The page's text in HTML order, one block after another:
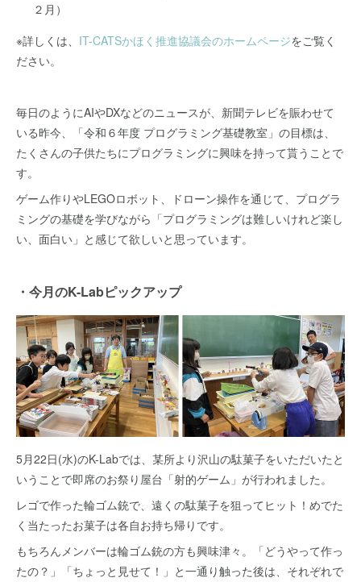
２月）
※詳しくは、 IT-CATSかほく推進協議会のホームページをご覧く
ださい。
毎日のようにAIやDXなどのニュースが、新聞テレビを賑わせて
いる昨今、「令和６年度 プログラミング基礎教室」の目標は、
たくさんの子供たちにプログラミングに興味を持って貰うことで
す。
ゲーム作りやLEGOロボット、ドローン操作を通じて、プログラ
ミングの基礎を学びながら「プログラミングは難しいけれど楽し
い、面白い」と感じて欲しいと思っています。
・今月のK-Labピックアップ
5月22日(水)のK-Labでは、某所より沢山の駄菓子をいただいたと
いうことで即席のお祭り屋台「射的ゲーム」が行われました。
レゴで作った輪ゴム銃で、遠くの駄菓子を狙ってヒット！めでた
く当たったお菓子は各自お持ち帰りです。
もちろんメンバーは輪ゴム銃の方も興味津々。「どうやって作っ
たの？」「ちょっと見せて！」と一通り触った後は、それぞれで